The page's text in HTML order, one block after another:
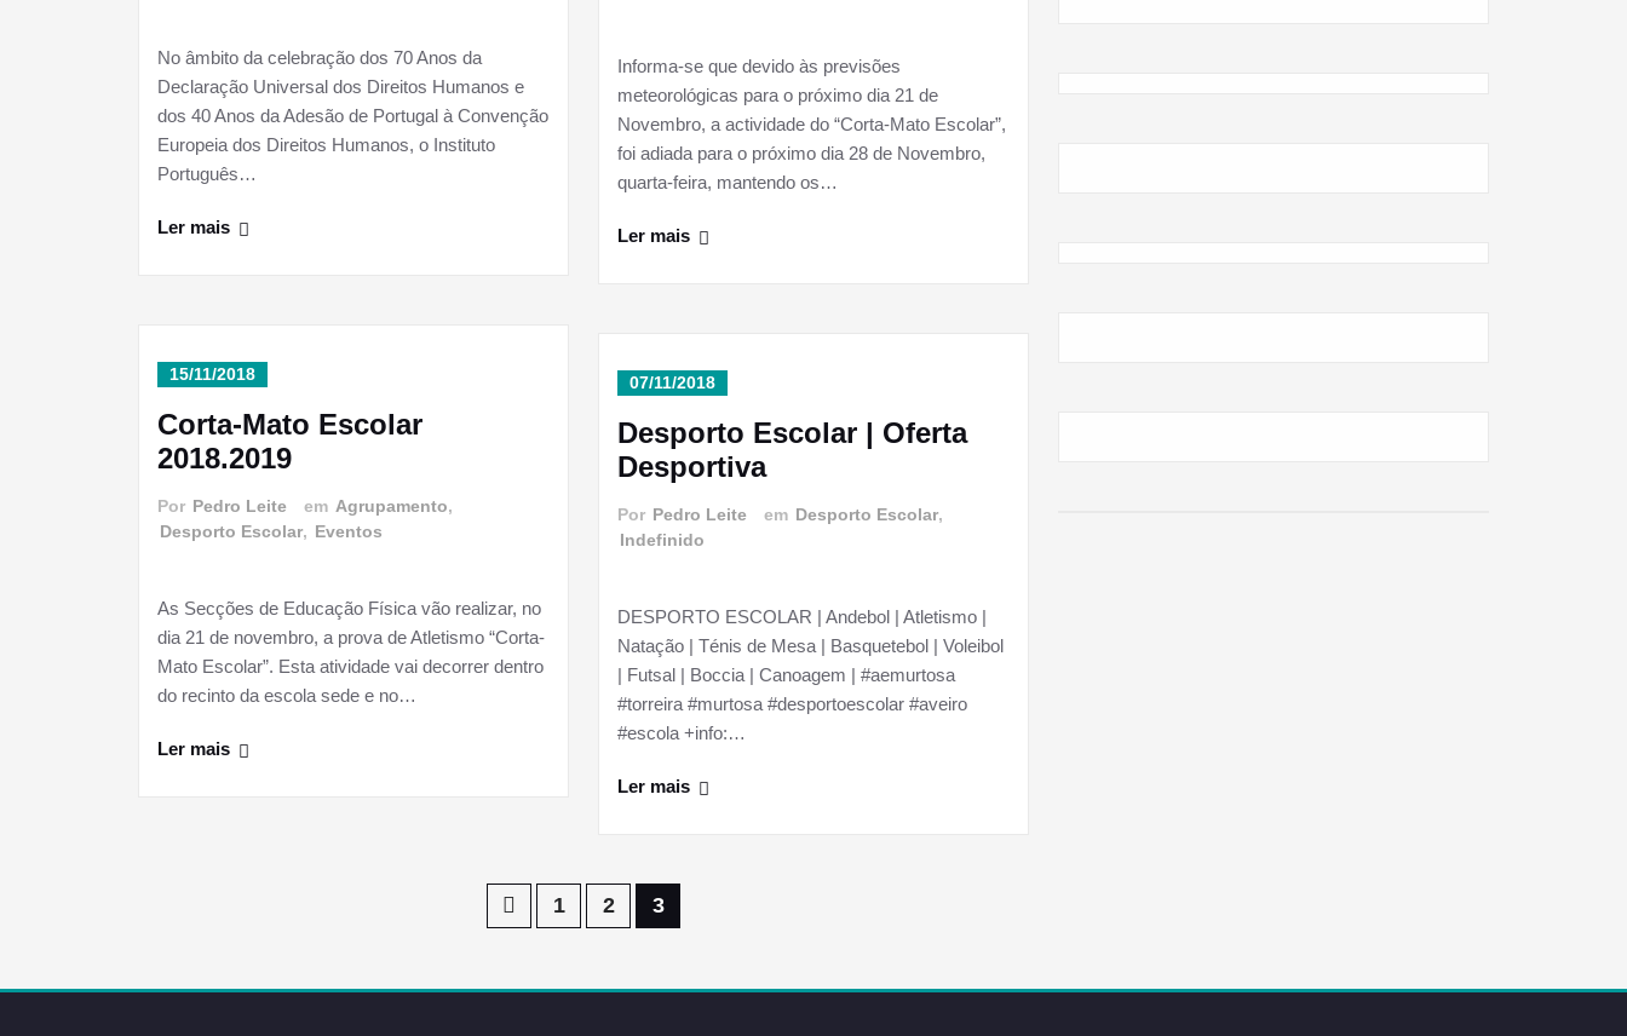
No âmbito da celebração dos 70 Anos da
Declaração Universal dos Direitos Humanos e
dos 40 Anos da Adesão de Portugal à Convenção
Europeia dos Direitos Humanos, o Instituto
Português…
Ler mais
15/11/2018
Corta-Mato Escolar
2018.2019
Por Pedro Leite em Agrupamento,
Desporto Escolar, Eventos
As Secções de Educação Física vão realizar, no
dia 21 de novembro, a prova de Atletismo “Corta-
Mato Escolar”. Esta atividade vai decorrer dentro
do recinto da escola sede e no…
Ler mais
Informa-se que devido às previsões
meteorológicas para o próximo dia 21 de
Novembro, a actividade do “Corta-Mato Escolar”,
foi adiada para o próximo dia 28 de Novembro,
quarta-feira, mantendo os…
Ler mais
07/11/2018
Desporto Escolar | Oferta
Desportiva
Por Pedro Leite em Desporto Escolar,
Indefinido
DESPORTO ESCOLAR | Andebol | Atletismo |
Natação | Ténis de Mesa | Basquetebol | Voleibol
| Futsal | Boccia | Canoagem | #aemurtosa
#torreira #murtosa #desportoescolar #aveiro
#escola +info:…
Ler mais
1 2 3